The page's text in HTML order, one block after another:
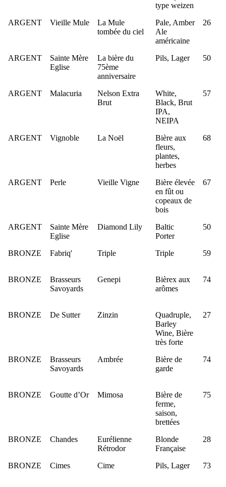
type weizen
ARGENT Vieille Mule
La Mule
tombée du ciel
Pale, Amber
Ale
américaine
26
ARGENT
Sainte Mère
Eglise
La bière du
75ème
anniversaire
Pils, Lager 50
ARGENT Malacuria
Nelson Extra
Brut
White,
Black, Brut
IPA,
NEIPA
57
ARGENT Vignoble La Noël
Bière aux
fleurs,
plantes,
herbes
68
ARGENT Perle Vieille Vigne
Bière élevée
en fût ou
copeaux de
bois
67
ARGENT
Sainte Mère
Eglise
Diamond Lily
Baltic
Porter
50
BRONZE Fabriq' Triple Triple 59
BRONZE
Brasseurs
Savoyards
Genepi
Bièrex aux
arômes
74
BRONZE De Sutter Zinzin
Quadruple,
Barley
Wine, Bière
très forte
27
BRONZE
Brasseurs
Savoyards
Ambrée
Bière de
garde
74
BRONZE Goutte d’Or Mimosa
Bière de
ferme,
saison,
brettées
75
BRONZE Chandes
Eurélienne
Rétrodor
Blonde
Française
28
BRONZE Cimes Cime Pils, Lager 73